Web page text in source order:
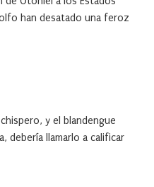
han desatado una feroz
y el blandengue
debería llamarlo a calificar